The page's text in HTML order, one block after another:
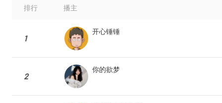
排行 播主
1
开心锤锤
2
你的欲梦